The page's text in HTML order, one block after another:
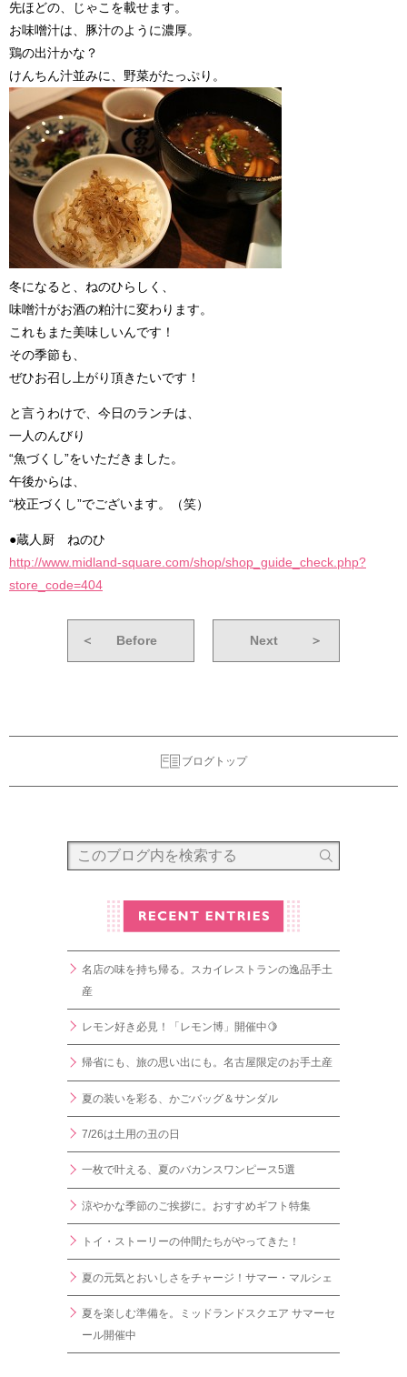
先ほどの、じゃこを載せます。
お味噌汁は、豚汁のように濃厚。
鶏の出汁かな？
けんちん汁並みに、野菜がたっぷり。
冬になると、ねのひらしく、
味噌汁がお酒の粕汁に変わります。
これもまた美味しいんです！
その季節も、
ぜひお召し上がり頂きたいです！
と言うわけで、今日のランチは、
一人のんびり
“魚づくし”をいただきました。
午後からは、
“校正づくし”でございます。（笑）
●蔵人厨 ねのひ
http://www.midland-square.com/shop/shop_guide_check.php?
store_code=404
＜ Before Next ＞
ブログトップ
名店の味を持ち帰る。スカイレストランの逸品手土
産
レモン好き必見！「レモン博」開催中🍋
帰省にも、旅の思い出にも。名古屋限定のお手土産
夏の装いを彩る、かごバッグ＆サンダル
7/26は土用の丑の日
一枚で叶える、夏のバカンスワンピース5選
涼やかな季節のご挨拶に。おすすめギフト特集
トイ・ストーリーの仲間たちがやってきた！
夏の元気とおいしさをチャージ！サマー・マルシェ
夏を楽しむ準備を。ミッドランドスクエア サマーセ
ール開催中